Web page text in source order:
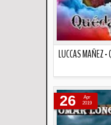
LUCCAS MAÑEZ
26
Apr
2019